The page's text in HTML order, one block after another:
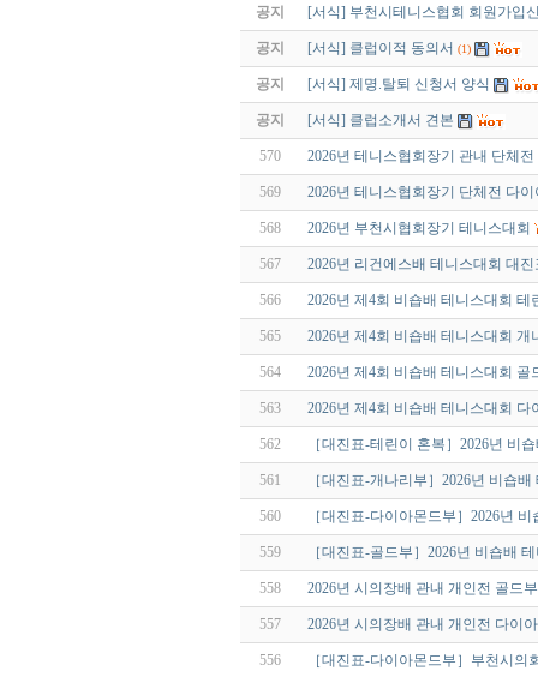
공지 [서식] 부천시테니스협회 회원가입
공지 [서식] 클럽이적 동의서 (1)
공지 [서식] 제명.탈퇴 신청서 양식
공지 [서식] 클럽소개서 견본
570 2026년 테니스협회장기 관내 단체
569 2026년 테니스협회장기 단체전 다
568 2026년 부천시협회장기 테니스대회
567 2026년 리건에스배 테니스대회 대진
566 2026년 제4회 비숍배 테니스대회
565 2026년 제4회 비숍배 테니스대회 개
564 2026년 제4회 비숍배 테니스대회 골
563 2026년 제4회 비숍배 테니스대회
562 ［대진표-테린이 혼복］2026년 비
561 ［대진표-개나리부］2026년 비숍
560 ［대진표-다이아몬드부］2026년
559 ［대진표-골드부］2026년 비숍배
558 2026년 시의장배 관내 개인전 골드
557 2026년 시의장배 관내 개인전 다이
556 ［대진표-다이아몬드부］부천시의